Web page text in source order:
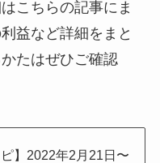
¥10,221,715
¥11,547,318
こちらの記事にま
益など詳細をまと
たはぜひご確認
ピ】2022年2月21日〜